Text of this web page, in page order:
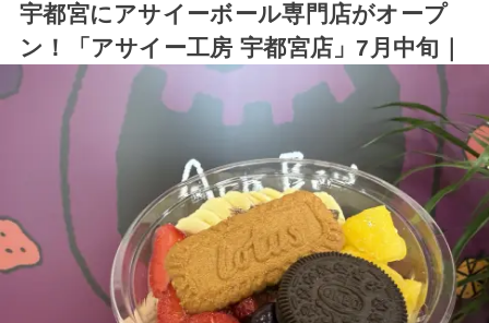
宇都宮にアサイーボール専門店がオープ
ン！「アサイー工房 宇都宮店」7月中旬｜